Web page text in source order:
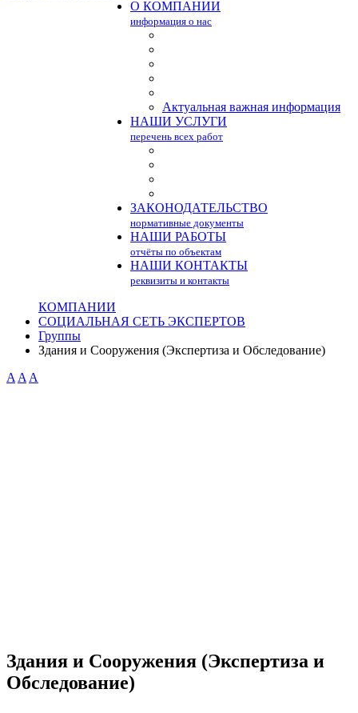
О КОМПАНИИ
информация о нас
Актуальная важная информация
НАШИ УСЛУГИ
перечень всех работ
ЗАКОНОДАТЕЛЬСТВО
нормативные документы
НАШИ РАБОТЫ
отчёты по объектам
НАШИ КОНТАКТЫ
реквизиты и контакты
КОМПАНИИ
СОЦИАЛЬНАЯ СЕТЬ ЭКСПЕРТОВ
Группы
Здания и Сооружения (Экспертиза и Обследование)
A A A
Здания и Сооружения (Экспертиза и
Обследование)